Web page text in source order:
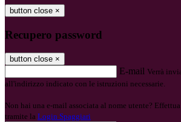
button close ×
Recupero password
button close ×
E-mail Verrà
all'indirizzo indicato con le istruzioni necessarie.
Non hai una e-mail associata al nome utente?
tramite la Login Spaggiari